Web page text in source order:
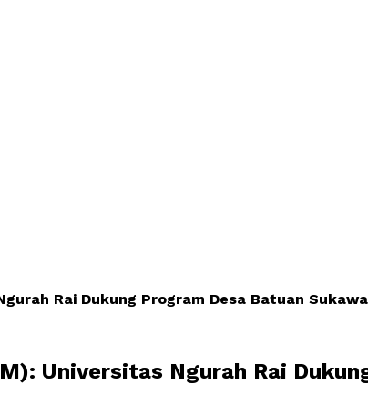
Rai Dukung Program Desa Batuan
Universitas Ngurah Rai